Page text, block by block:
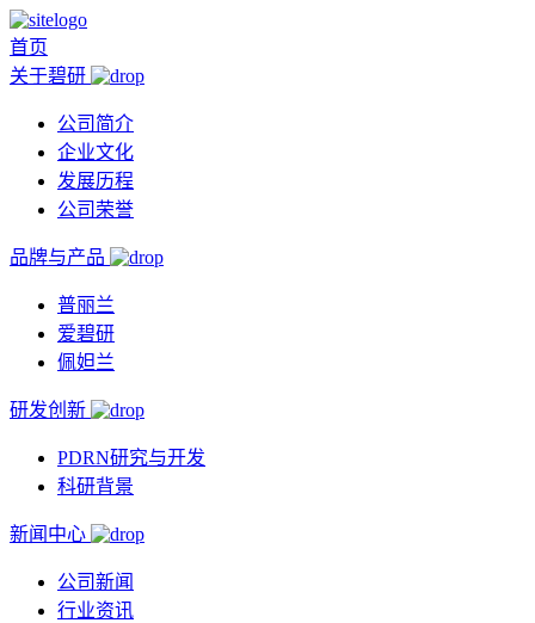
首页
关于碧研
公司简介
企业文化
发展历程
公司荣誉
品牌与产品
普丽兰
爱碧研
佩妲兰
研发创新
PDRN研究与开发
科研背景
新闻中心
公司新闻
行业资讯